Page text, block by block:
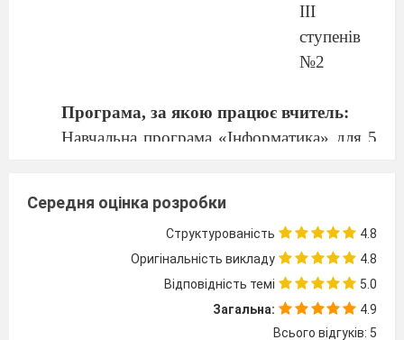
ІІІ
ступенів
№2
Програма, за якою працює вчитель:
Навчальна програма «Інформатика» для 5
від 06.06.2012 р. №664 зі змінами,
затвердженими наказом МОН України від
29.05.2015 р. №585. – Режим доступу:
http://mon.gov.ua/activity/education/zagalna-
serednya/navchalni-programy.html.
Середня оцінка розробки
Структурованість
4.8
Оригінальність викладу
4.8
Відповідність темі
5.0
Загальна:
4.9
Всього відгуків: 5